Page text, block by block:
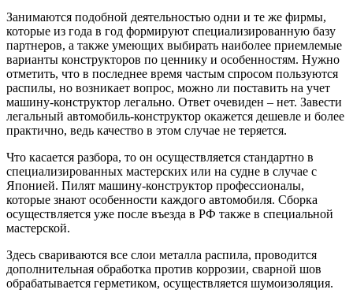
Занимаются подобной деятельностью одни и те же фирмы,
которые из года в год формируют специализированную базу
партнеров, а также умеющих выбирать наиболее приемлемые
варианты конструкторов по ценнику и особенностям. Нужно
отметить, что в последнее время частым спросом пользуются
распилы, но возникает вопрос, можно ли поставить на учет
машину-конструктор легально. Ответ очевиден – нет. Завести
легальный автомобиль-конструктор окажется дешевле и более
практично, ведь качество в этом случае не теряется.
Что касается разбора, то он осуществляется стандартно в
специализированных мастерских или на судне в случае с
Японией. Пилят машину-конструктор профессионалы,
которые знают особенности каждого автомобиля. Сборка
осуществляется уже после въезда в РФ также в специальной
мастерской.
Здесь свариваются все слои металла распила, проводится
дополнительная обработка против коррозии, сварной шов
обрабатывается герметиком, осуществляется шумоизоляция.